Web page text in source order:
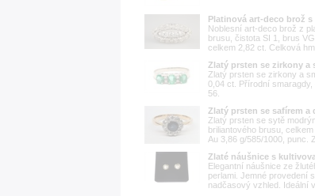
Platinová art-deco brož
Noblesní art-deco brož z
brusu, čistota SI 1, brus
celkem 2,82 ct. Celková
Zlatý prsten se zirkony a
Zlatý prsten se zirkony a
0,04 ct. Přírodní
56.
Zlatý prsten se safírem a
Zlatý prsten se sytě
briliantového brusu,
Au 3,86 g/585/1000, punc.
Zlaté náušnice s
Elegantní náušnice ze
perlami. Jemné provedení
nadčasový vzhled. Ideální